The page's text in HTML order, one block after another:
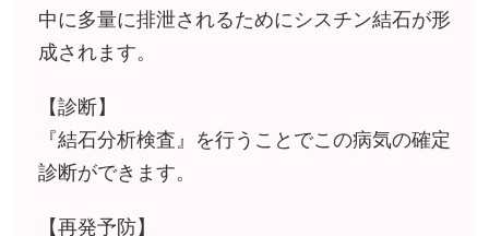
中に多量に排泄されるためにシスチン結石が形
成されます。
【診断】
『結石分析検査』を行うことでこの病気の確定
診断ができます。
【再発予防】